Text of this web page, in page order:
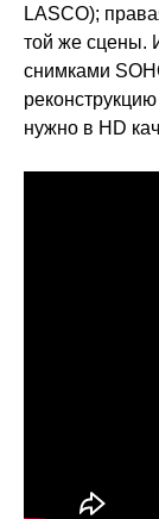
LASCO);
той же сцены.
снимками
нужно в HD